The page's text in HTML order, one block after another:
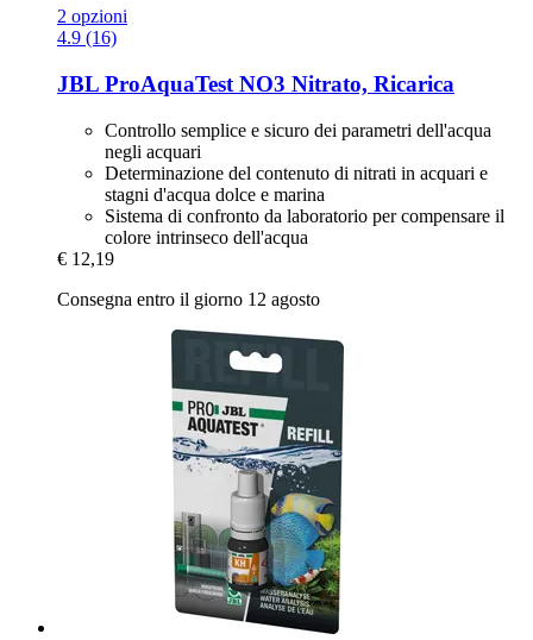
2 opzioni
4.9 (16)
JBL ProAquaTest NO3 Nitrato, Ricarica
Controllo semplice e sicuro dei parametri dell'acqua
negli acquari
Determinazione del contenuto di nitrati in acquari e
stagni d'acqua dolce e marina
Sistema di confronto da laboratorio per compensare il
colore intrinseco dell'acqua
€ 12,19
Consegna entro il giorno 12 agosto